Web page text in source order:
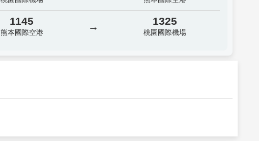
1145
熊本國際空港 → 1325
桃園國際機場